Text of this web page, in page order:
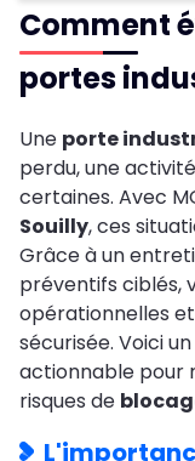
Comment
portes
Une porte
perdu, une
certaines. Avec
Souilly, ces
Grâce à un
préventifs ciblés,
opérationnelles
sécurisée. Voici
actionnable pour
risques de